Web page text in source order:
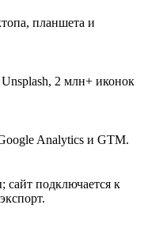
планшета и
2 млн+ иконок
Analytics и GTM.
сайт подключается к